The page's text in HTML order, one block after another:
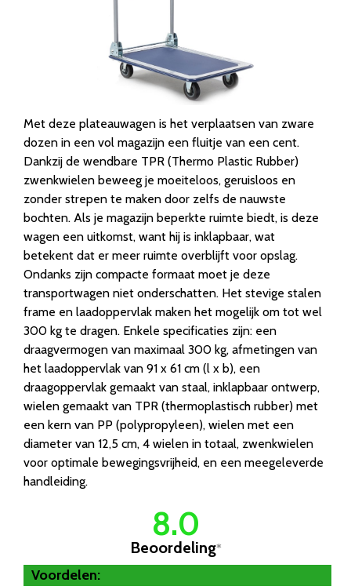
Met deze plateauwagen is het verplaatsen van zware
dozen in een vol magazijn een fluitje van een cent.
Dankzij de wendbare TPR (Thermo Plastic Rubber)
zwenkwielen beweeg je moeiteloos, geruisloos en
zonder strepen te maken door zelfs de nauwste
bochten. Als je magazijn beperkte ruimte biedt, is deze
wagen een uitkomst, want hij is inklapbaar, wat
betekent dat er meer ruimte overblijft voor opslag.
Ondanks zijn compacte formaat moet je deze
transportwagen niet onderschatten. Het stevige stalen
frame en laadoppervlak maken het mogelijk om tot wel
300 kg te dragen. Enkele specificaties zijn: een
draagvermogen van maximaal 300 kg, afmetingen van
het laadoppervlak van 91 x 61 cm (l x b), een
draagoppervlak gemaakt van staal, inklapbaar ontwerp,
wielen gemaakt van TPR (thermoplastisch rubber) met
een kern van PP (polypropyleen), wielen met een
diameter van 12,5 cm, 4 wielen in totaal, zwenkwielen
voor optimale bewegingsvrijheid, en een meegeleverde
handleiding.
8.0
Beoordeling*
Voordelen: